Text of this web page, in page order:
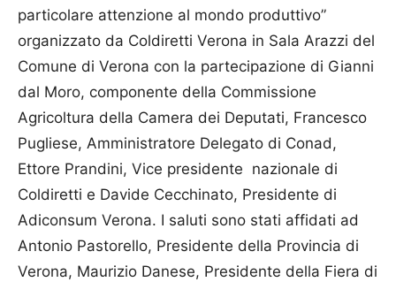
particolare attenzione al mondo produttivo”
organizzato da Coldiretti Verona in Sala Arazzi del
Comune di Verona con la partecipazione di Gianni
dal Moro, componente della Commissione
Agricoltura della Camera dei Deputati, Francesco
Pugliese, Amministratore Delegato di Conad,
Ettore Prandini, Vice presidente nazionale di
Coldiretti e Davide Cecchinato, Presidente di
Adiconsum Verona. I saluti sono stati affidati ad
Antonio Pastorello, Presidente della Provincia di
Verona, Maurizio Danese, Presidente della Fiera di